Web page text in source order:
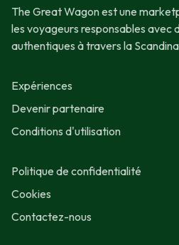
The Great Wagon est une
les voyageurs responsables avec
authentiques à travers la
Expériences
Devenir partenaire
Conditions d'utilisation
Politique de confidentialité
Cookies
Contactez-nous